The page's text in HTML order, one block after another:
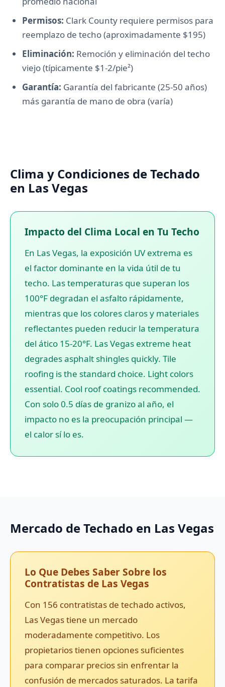
Permisos: Clark County requiere permisos para
reemplazo de techo (aproximadamente $195)
Eliminación: Remoción y eliminación del techo
viejo (típicamente $1-2/pie²)
Garantía: Garantía del fabricante (25-50 años)
más garantía de mano de obra (varía)
Clima y Condiciones de Techado
en Las Vegas
Impacto del Clima Local en Tu Techo
En Las Vegas, la exposición UV extrema es
el factor dominante en la vida útil de tu
techo. Las temperaturas que superan los
100°F degradan el asfalto rápidamente,
mientras que los colores claros y materiales
reflectantes pueden reducir la temperatura
del ático 15-20°F. Las Vegas extreme heat
degrades asphalt shingles quickly. Tile
roofing is the standard choice. Light colors
essential. Cool roof coatings recommended.
Con solo 0.5 días de granizo al año, el
impacto no es la preocupación principal —
el calor sí lo es.
Mercado de Techado en Las Vegas
Lo Que Debes Saber Sobre los
Contratistas de Las Vegas
Con 156 contratistas de techado activos,
Las Vegas tiene un mercado
moderadamente competitivo. Los
propietarios tienen opciones suficientes
para comparar precios sin enfrentar la
confusión de mercados saturados. La tarifa